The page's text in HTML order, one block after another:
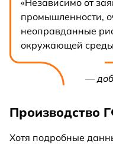
«Независимо от
промышленности,
неоправданные
окружающей
—
Производство
Хотя подробные